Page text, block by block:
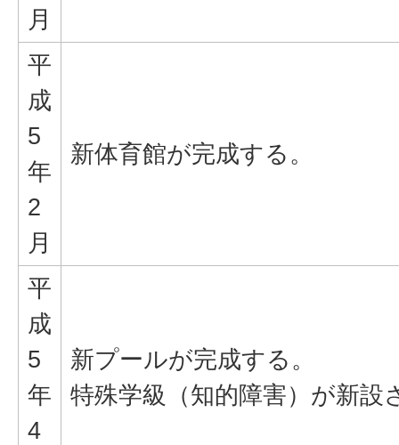
月
平
成
5
年
2
月
新体育館が完成する。
平
成
5
年
4
新プールが完成する。
特殊学級（知的障害）が新設